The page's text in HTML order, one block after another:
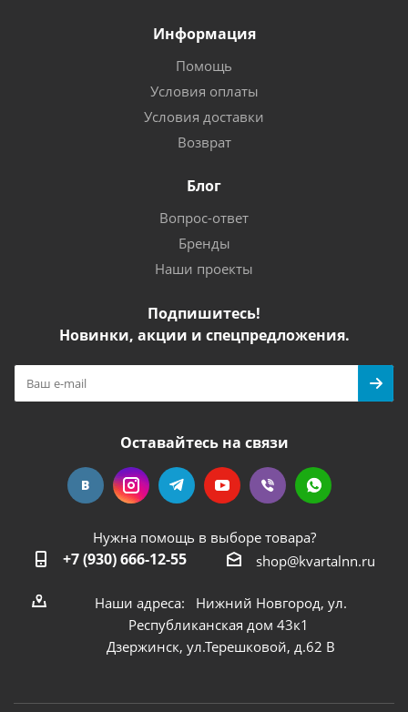
Информация
Помощь
Условия оплаты
Условия доставки
Возврат
Блог
Вопрос-ответ
Бренды
Наши проекты
Подпишитесь!
Новинки, акции и спецпредложения.
Оставайтесь на связи
Нужна помощь в выборе товара?
+7 (930) 666-12-55 shop@kvartalnn.ru
Наши адреса: Нижний Новгород, ул.
Республиканская дом 43к1
Дзержинск, ул.Терешковой, д.62 В